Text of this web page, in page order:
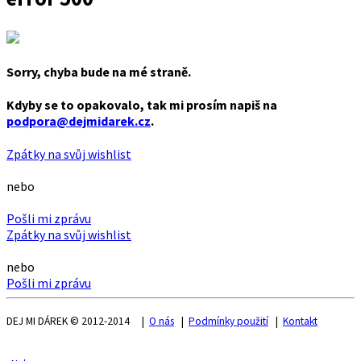
Sorry, chyba bude na mé straně.
Kdyby se to opakovalo, tak mi prosím napiš na
podpora@dejmidarek.cz.
Zpátky na svůj wishlist
nebo
Pošli mi zprávu
Zpátky na svůj wishlist
nebo
Pošli mi zprávu
DEJ MI DÁREK © 2012-2014 | O nás | Podmínky použití| Kontakt